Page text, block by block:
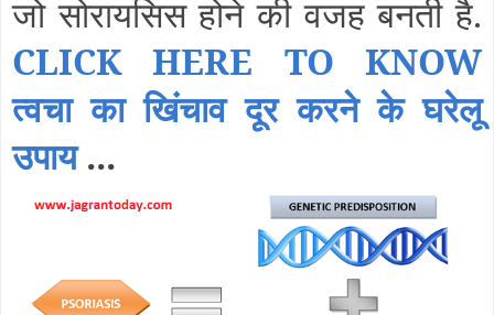
जो सोरायसिस होने की वजह बनती है.
CLICK HERE TO KNOW
त्वचा का खिंचाव दूर करने के घरेलू
उपाय...